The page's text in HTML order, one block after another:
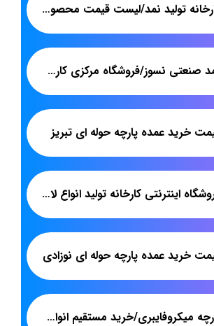
کارخانه تولید نمد/لیست قیمت محصولات کارخانه تولید نمد
نمد صنعتی نسوز/فروشگاه مرکزی کارخانه تولید نمد صنعتی نسوز
خرید عمده پارچه حوله ای تبریز
فروشگاه اینترنتی کارخانه تولید انواع لایی ترموفیوز
خرید عمده پارچه حوله ای نوزادی
پارچه میکروفایبری/خرید مستقیم انواع پارچه میکروفایبری از کارخانه